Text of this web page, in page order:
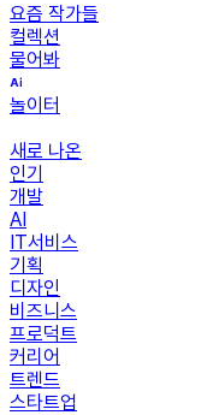
요즘 작가들
컬렉션
물어봐
놀이터
새로 나온
인기
개발
AI
IT서비스
기획
디자인
비즈니스
프로덕트
커리어
트렌드
스타트업